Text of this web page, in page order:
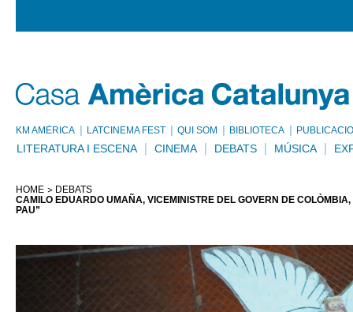
KM AMÈRICA LATCINEMA FEST QUI SOM BIBLIOTECA
LITERATURA I ESCENA CINEMA DEBATS MÚSICA
HOME
DEBATS
CAMILO EDUARDO UMAÑA, VICEMINISTRE DEL GOVERN DE
PAU”